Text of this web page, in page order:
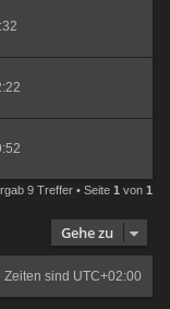
9 Treffer • Seite 1 von 1
Gehe zu
Zeiten sind UTC+02:00